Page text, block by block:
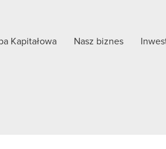
Kapitałowa Nasz biznes